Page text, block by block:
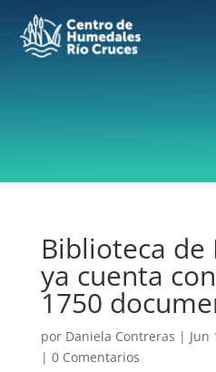
Biblioteca de
ya cuenta
1750
por Daniela Contreras | Jun
| 0 Comentarios